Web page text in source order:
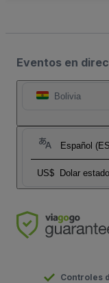
Eventos en
Bolivia
Español
US$ Dolar
Controles